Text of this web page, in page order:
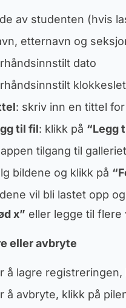
av studenten (hvis
etternavn og
dato
: skriv inn en tittel
til fil: klikk på “Legg
appen tilgang til
bildene og klikk på
vil bli lastet opp
x” eller legge til flere
eller avbryte
å lagre registreringen,
å avbryte, klikk på